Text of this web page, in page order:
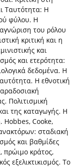
Ταυτότητα: Η
φύλου. Η
του ρόλου
κριτική και η
και
και ετερότητα:
δεδομένα. Η
Η εθνοτική
Πολιτισμική
της καταγωγής. Η
Hobbes, Cooke,
σταδιακή
και βαθμίδες
πρώιμο κράτος,
εξελικτικισμός. Το